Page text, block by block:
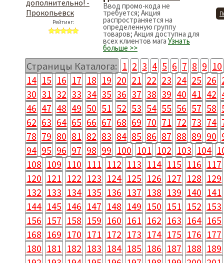
Рейтинг:
Ввод промо-кода не
требуется; Акция
распространяется на
определенную группу
товаров; Акция доступна для
всех клиентов мага Узнать
больше >>
Страницы Каталога: 1 2 3 4 5 6 7 8 9 10
14 15 16 17 18 19 20 21 22 23 24 25 26
30 31 32 33 34 35 36 37 38 39 40 41 42
46 47 48 49 50 51 52 53 54 55 56 57 58
62 63 64 65 66 67 68 69 70 71 72 73 74
78 79 80 81 82 83 84 85 86 87 88 89 90
94 95 96 97 98 99 100 101 102 103 104
108 109 110 111 112 113 114 115 116 117
120 121 122 123 124 125 126 127 128 129
132 133 134 135 136 137 138 139 140 141
144 145 146 147 148 149 150 151 152 153
156 157 158 159 160 161 162 163 164 165
168 169 170 171 172 173 174 175 176 177
180 181 182 183 184 185 186 187 188 189